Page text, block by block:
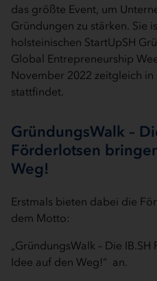
das größte Event, um
Gründungen zu stärken. Sie
holsteinischen StartUpSH
Global Entrepreneurship
November 2022 zeitgleich
stattfindet.
GründungsWalk –
Förderlotsen
Weg!
Erstmals bieten dabei die
dem Motto:
„GründungsWalk – Die
Idee auf den Weg!“ an.